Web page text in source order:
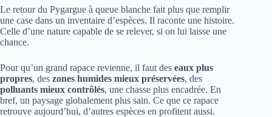
Le retour du Pygargue à queue blanche fait plus que remplir
une case dans un inventaire d’espèces. Il raconte une histoire.
Celle d’une nature capable de se relever, si on lui laisse une
chance.
Pour qu’un grand rapace revienne, il faut des eaux plus
propres, des zones humides mieux préservées, des
polluants mieux contrôlés, une chasse plus encadrée. En
bref, un paysage globalement plus sain. Ce que ce rapace
retrouve aujourd’hui, d’autres espèces en profitent aussi.